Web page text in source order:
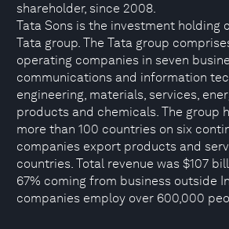
shareholder, since 2008.
Tata Sons is the investment holding
Tata group. The Tata group
operating companies in seven
communications and information
engineering, materials, services,
products and chemicals. The group
more than 100 countries on six
companies export products and
countries. Total revenue was $107
67% coming from business outside
companies employ over 600,000